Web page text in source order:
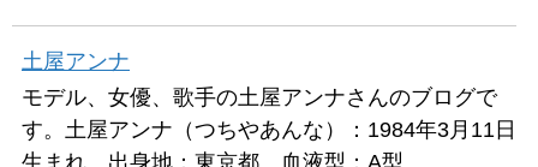
土屋アンナ
モデル、女優、歌手の土屋アンナさんのブログで
す。土屋アンナ（つちやあんな）：1984年3月11日
生まれ 出身地：東京都 血液型：A型